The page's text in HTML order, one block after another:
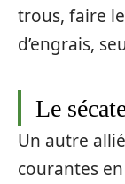
trous, faire
d’engrais,
Le
Un autre
courantes